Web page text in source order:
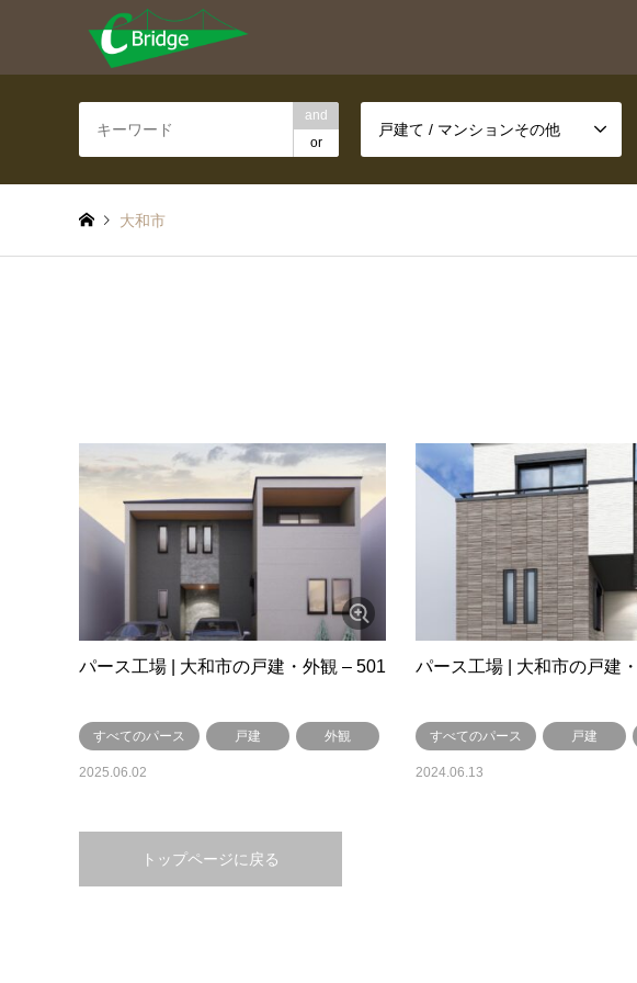
and
or
戸建て / マンションその他
大和市
パース工場 | 大和市の戸建・外観 – 501
すべてのパース 戸建 外観
2025.06.02
パース工場 | 大和市の戸建
すべてのパース 戸建
2024.06.13
トップページに戻る